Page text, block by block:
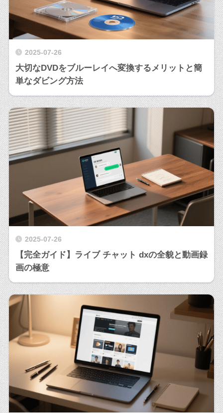
2025-07-26
大切なDVDをブルーレイへ変換するメリットと簡
単なダビング方法
2025-07-26
【完全ガイド】ライブ チャット dxの全貌と動画録
画の極意